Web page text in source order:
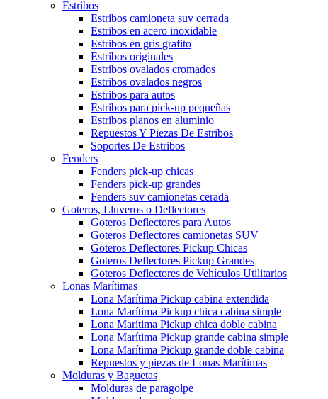
Estribos
Estribos camioneta suv cerrada
Estribos en acero inoxidable
Estribos en gris grafito
Estribos originales
Estribos ovalados cromados
Estribos ovalados negros
Estribos para autos
Estribos para pick-up pequeñas
Estribos planos en aluminio
Repuestos Y Piezas De Estribos
Soportes De Estribos
Fenders
Fenders pick-up chicas
Fenders pick-up grandes
Fenders suv camionetas cerada
Goteros, Lluveros o Deflectores
Goteros Deflectores para Autos
Goteros Deflectores camionetas SUV
Goteros Deflectores Pickup Chicas
Goteros Deflectores Pickup Grandes
Goteros Deflectores de Vehículos Utilitarios
Lonas Marítimas
Lona Marítima Pickup cabina extendida
Lona Marítima Pickup chica cabina simple
Lona Marítima Pickup chica doble cabina
Lona Marítima Pickup grande cabina simple
Lona Marítima Pickup grande doble cabina
Repuestos y piezas de Lonas Marítimas
Molduras y Baguetas
Molduras de paragolpe